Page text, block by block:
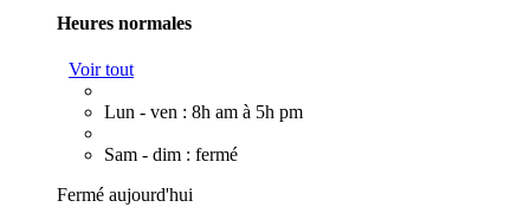
Heures normales
Voir tout
Lun - ven : 8h am à 5h pm
Sam - dim : fermé
Fermé aujourd'hui